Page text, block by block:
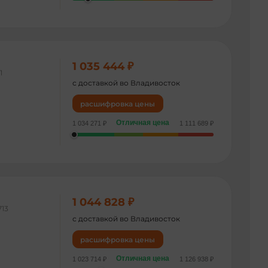
1 035 444 ₽
с доставкой во Владивосток
расшифровка цены
1 034 271 ₽ Отличная цена 1 111 689 ₽
1 044 828 ₽
с доставкой во Владивосток
расшифровка цены
1 023 714 ₽ Отличная цена 1 126 938 ₽